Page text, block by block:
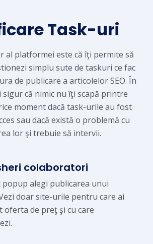
Task-uri
al platformei este că îţi permite să
simplu sute de taskuri ce fac
de publicare a articolelor SEO. În
sigur că nimic nu îţi scapă printre
moment dacă task-urile au fost
sau dacă există o problemă cu
lor şi trebuie să intervii.
colaboratori
popup alegi publicarea unui
doar site-urile pentru care ai
oferta de preţ şi cu care